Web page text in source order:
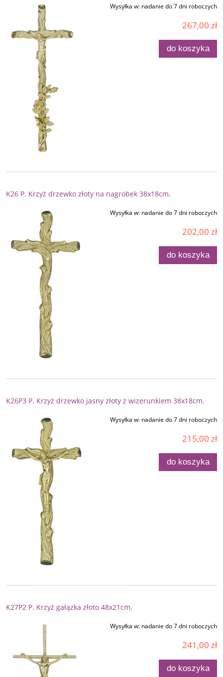
Wysyłka w: nadanie do 7 dni roboczych
267,00 zł
do koszyka
K26 P. Krzyż drzewko złoty na nagrobek 38x18cm.
Wysyłka w: nadanie do 7 dni roboczych
202,00 zł
do koszyka
K26P3 P. Krzyż drzewko jasny złoty z wizerunkiem 38x18cm.
Wysyłka w: nadanie do 7 dni roboczych
215,00 zł
do koszyka
K27P2 P. Krzyż gałązka złoto 48x21cm.
Wysyłka w: nadanie do 7 dni roboczych
241,00 zł
do koszyka